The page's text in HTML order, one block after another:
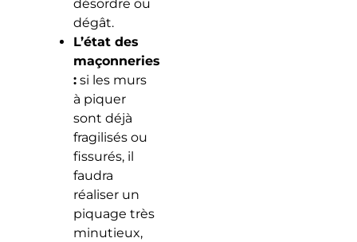
désordre ou
dégât.
L’état des
maçonneries
:si les murs
à piquer
sont déjà
fragilisés ou
fissurés, il
faudra
réaliser un
piquage très
minutieux,